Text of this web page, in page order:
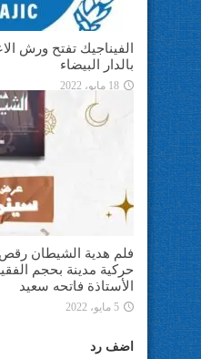
الفيناجيك تفتح ورش
بالدار البيضاء
18 مايو، 2022
فلم هدية الشيطان
حركية مدينة بحجم
الأستاذة فاتحه سعيد
5 مايو، 2022
اضف رد